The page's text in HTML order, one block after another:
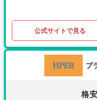
公式サイトで見る
プ
格